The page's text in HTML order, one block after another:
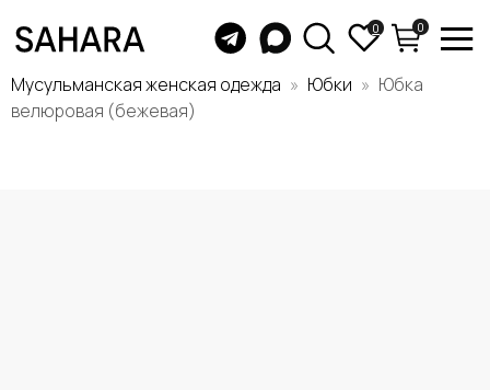
Мусульманская женская одежда Юбки
Юбка
велюровая (бежевая)